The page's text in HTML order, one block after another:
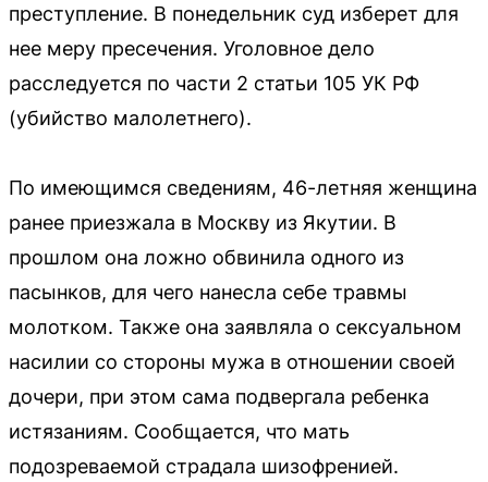
преступление. В понедельник суд изберет для
нее меру пресечения. Уголовное дело
расследуется по части 2 статьи 105 УК РФ
(убийство малолетнего).
По имеющимся сведениям, 46-летняя женщина
ранее приезжала в Москву из Якутии. В
прошлом она ложно обвинила одного из
пасынков, для чего нанесла себе травмы
молотком. Также она заявляла о сексуальном
насилии со стороны мужа в отношении своей
дочери, при этом сама подвергала ребенка
истязаниям. Сообщается, что мать
подозреваемой страдала шизофренией.